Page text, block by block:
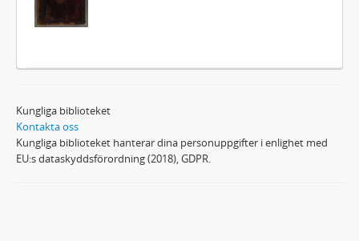
Kungliga biblioteket
Kontakta oss
Kungliga biblioteket hanterar dina personuppgifter i enlighet med
EU:s dataskyddsförordning (2018), GDPR.